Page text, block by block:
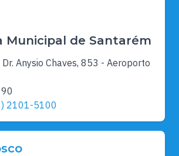
Municipal de Santarém
Dr. Anysio Chaves, 853 - Aeroporto
2101-5100